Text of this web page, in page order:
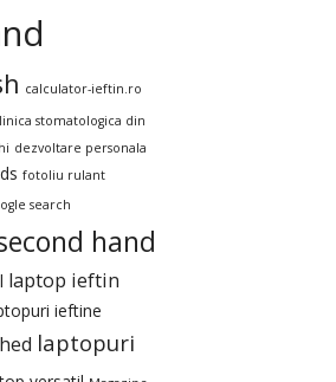
calculator-ieftin.ro
stomatologica din
dezvoltare personala
fotoliu rulant
search
hand
laptop ieftin
ieftine
laptopuri